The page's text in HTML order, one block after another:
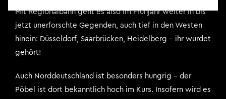
Mit Regionalbahn geht es also im Frühjahr weiter in bis
jetzt unerforschte Gegenden, auch tief in den Westen
hinein: Düsseldorf, Saarbrücken, Heidelberg – ihr wurdet
gehört!
Auch Norddeutschland ist besonders hungrig – der
Pöbel ist dort bekanntlich hoch im Kurs. Insofern wird es